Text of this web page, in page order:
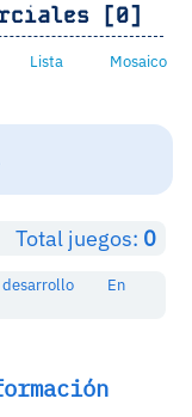
[0]
Lista Mosaico
Total juegos: 0
desarrollo
En